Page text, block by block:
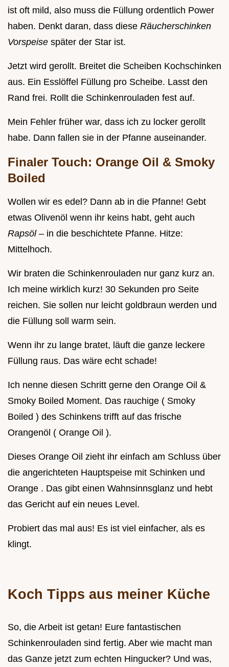
ist oft mild, also muss die Füllung ordentlich Power
haben. Denkt daran, dass diese Räucherschinken
Vorspeise später der Star ist.
Jetzt wird gerollt. Breitet die Scheiben Kochschinken
aus. Ein Esslöffel Füllung pro Scheibe. Lasst den
Rand frei. Rollt die Schinkenrouladen fest auf.
Mein Fehler früher war, dass ich zu locker gerollt
habe. Dann fallen sie in der Pfanne auseinander.
Finaler Touch: Orange Oil & Smoky
Boiled
Wollen wir es edel? Dann ab in die Pfanne! Gebt
etwas Olivenöl wenn ihr keins habt, geht auch
Rapsöl – in die beschichtete Pfanne. Hitze:
Mittelhoch.
Wir braten die Schinkenrouladen nur ganz kurz an.
Ich meine wirklich kurz! 30 Sekunden pro Seite
reichen. Sie sollen nur leicht goldbraun werden und
die Füllung soll warm sein.
Wenn ihr zu lange bratet, läuft die ganze leckere
Füllung raus. Das wäre echt schade!
Ich nenne diesen Schritt gerne den Orange Oil &
Smoky Boiled Moment. Das rauchige ( Smoky
Boiled ) des Schinkens trifft auf das frische
Orangenöl ( Orange Oil ).
Dieses Orange Oil zieht ihr einfach am Schluss über
die angerichteten Hauptspeise mit Schinken und
Orange . Das gibt einen Wahnsinnsglanz und hebt
das Gericht auf ein neues Level.
Probiert das mal aus! Es ist viel einfacher, als es
klingt.
Koch Tipps aus meiner Küche
So, die Arbeit ist getan! Eure fantastischen
Schinkenrouladen sind fertig. Aber wie macht man
das Ganze jetzt zum echten Hingucker? Und was,